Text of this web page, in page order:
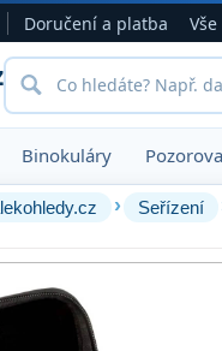
Doručení a platba
Binokuláry
› Seřízení